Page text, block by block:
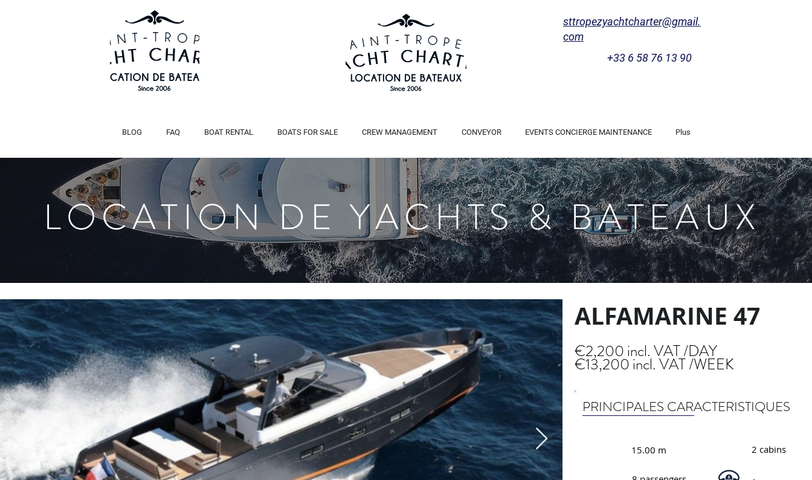
sttropezyachtcharter@gmail.
com
+33 6 58 76 13 90
BLOG FAQ BOAT RENTAL BOATS FOR SALE CREW MANAGEMENT CONVEYOR EVENTS CONCIERGE MAINTENANCE Plus
€2,200 incl. VAT /DAY
€13,200 incl. VAT /WEEK
PRINCIPALES CARACTERISTIQUES
15.00 m 2 cabins
ALFAMARINE 47
LOCATION DE YACHTS & BATEAUX